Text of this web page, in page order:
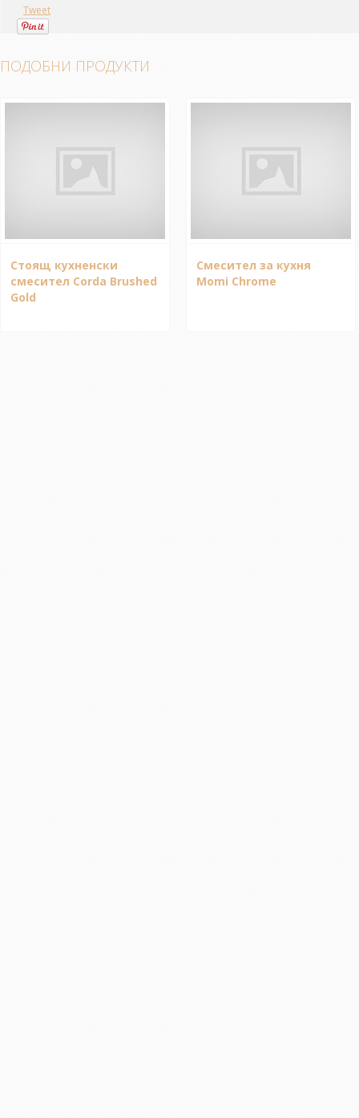
Tweet
ПОДОБНИ ПРОДУКТИ
Стоящ кухненски
смесител Corda Brushed
Gold
Смесител за кухня
Momi Chrome